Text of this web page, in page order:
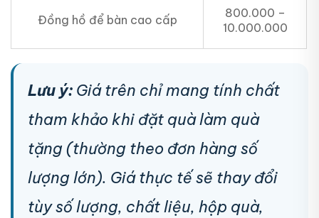
Đồng hồ để bàn cao cấp
800.000 –
10.000.000
Lưu ý: Giá trên chỉ mang tính chất
tham khảo khi đặt quà làm quà
tặng (thường theo đơn hàng số
lượng lớn). Giá thực tế sẽ thay đổi
tùy số lượng, chất liệu, hộp quà,